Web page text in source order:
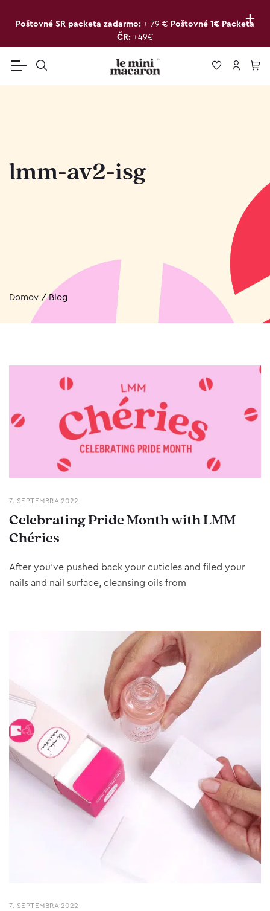
+
Poštovné SR packeta zadarmo: + 79 € Poštovné 1€ Packeta
ČR: +49€
lmm-av2-isg
Domov /Blog
7. SEPTEMBRA 2022
Celebrating Pride Month with LMM
Chéries
After you’ve pushed back your cuticles and filed your
nails and nail surface, cleansing oils from
7. SEPTEMBRA 2022